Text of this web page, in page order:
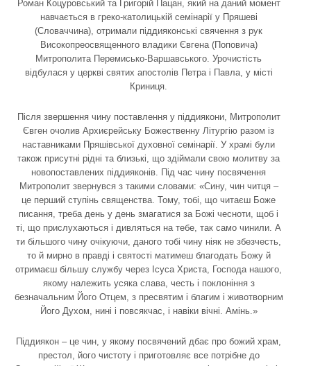
Роман Коцуровський та Григорій Пацан, який на даний момент
навчається в греко-католицькій семінарії у Пряшеві
(Словаччина), отримали піддияконські свячення з рук
Високопреосвященного владики Євгена (Поповича)
Митрополита Перемисько-Варшавського. Урочистість
відбулася у церкві святих апостолів Петра і Павла, у місті
Криниця.
Після звершення чину поставлення у піддиякони, Митрополит
Євген очолив Архиєрейську Божественну Літургію разом із
наставниками Пряшівської духовної семінарії. У храмі були
також присутні рідні та близькі, що здіймали свою молитву за
новопоставлених піддияконів. Під час чину посвячення
Митрополит звернувся з такими словами: «Сину, чин читця –
це перший ступінь священства. Тому, тобі, що читаєш Боже
писання, треба день у день змагатися за Божі чесноти, щоб і
ті, що прислухаються і дивляться на тебе, так само чинили. А
ти більшого чину очікуючи, даного тобі чину ніяк не збезчесть,
то й мирно в правді і святості матимеш благодать Божу й
отримаєш більшу службу через Ісуса Христа, Господа нашого,
якому належить усяка слава, честь і поклоніння з
безначальним Його Отцем, з пресвятим і благим і животворним
Його Духом, нині і повсякчас, і навіки вічні. Амінь.»
Піддиякон – це чин, у якому посвячений дбає про божий храм,
престол, його чистоту і приготовляє все потрібне до